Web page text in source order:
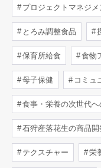
プロジェクトマネジメ
とろみ調整食品
保育所給食 食物
母子保健 コミュ
食事・栄養の次世代へ
石狩産落花生の商品開
テクスチャー 栄